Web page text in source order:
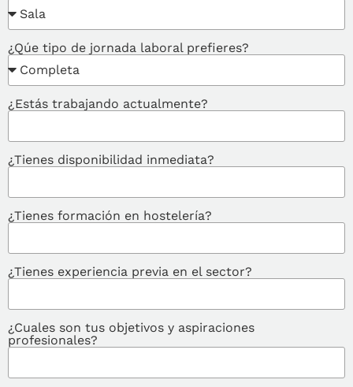
¿Qúe tipo de jornada laboral prefieres?
¿Estás trabajando actualmente?
¿Tienes disponibilidad inmediata?
¿Tienes formación en hostelería?
¿Tienes experiencia previa en el sector?
¿Cuales son tus objetivos y aspiraciones
profesionales?